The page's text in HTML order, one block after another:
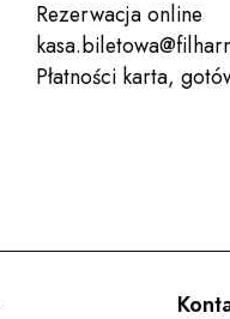
Rezerwacja online
Płatności karta,